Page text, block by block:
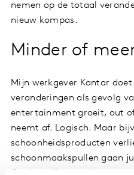
nemen op de totaal
nieuw kompas.
Minder of
Mijn werkgever Kantar
veranderingen als gevolg
entertainment groeit, out
neemt af. Logisch. Maar
schoonheidsproducten
schoonmaakspullen gaan